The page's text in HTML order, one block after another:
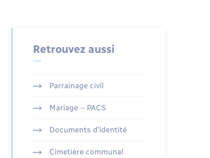
Retrouvez aussi
Parrainage civil
Mariage – PACS
Documents d’identité
Cimetière communal